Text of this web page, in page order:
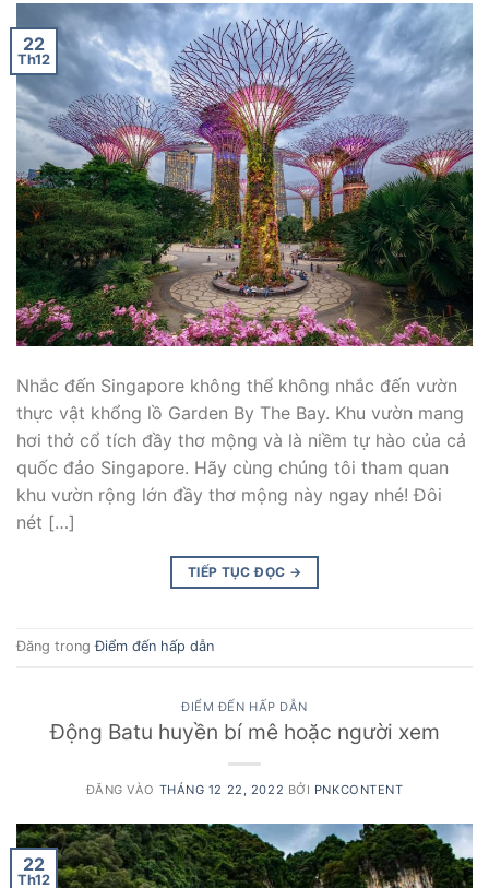
22
Th12
Nhắc đến Singapore không thể không nhắc đến vườn
thực vật khổng lồ Garden By The Bay. Khu vườn mang
hơi thở cổ tích đầy thơ mộng và là niềm tự hào của cả
quốc đảo Singapore. Hãy cùng chúng tôi tham quan
khu vườn rộng lớn đầy thơ mộng này ngay nhé! Đôi
nét […]
TIẾP TỤC ĐỌC →
Đăng trongĐiểm đến hấp dẫn
ĐIỂM ĐẾN HẤP DẪN
Động Batu huyền bí mê hoặc người xem
ĐĂNG VÀO THÁNG 12 22, 2022 BỞI PNKCONTENT
22
Th12